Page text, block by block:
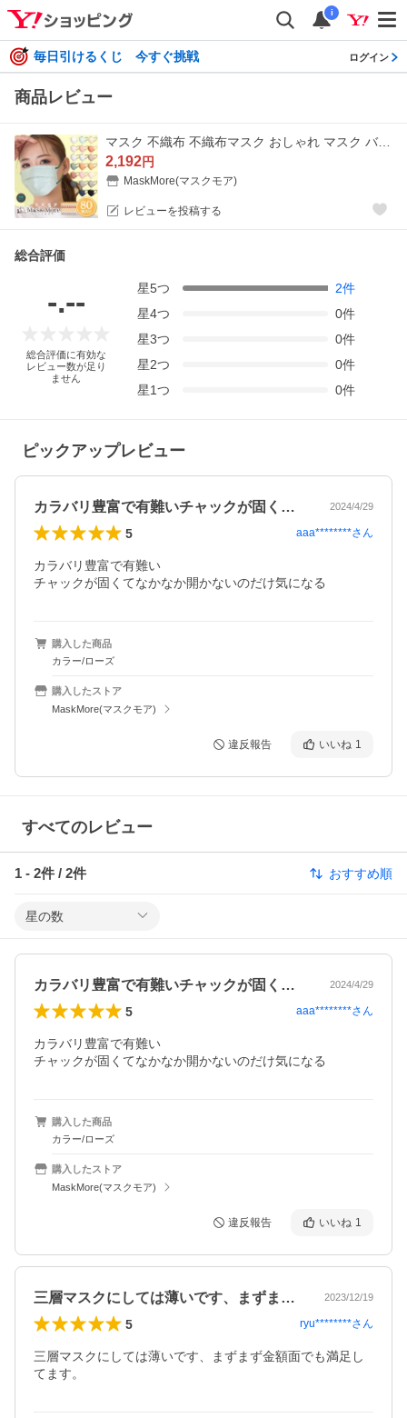
i
毎日引けるくじ 今すぐ挑戦 ログイン
商品レビュー
マスク 不織布 不織布マスク おしゃれ マスク バイカラー マスク カラーマスク 不織布 プリーツマスク 小顔マスク マスクモア 80枚入り
2,192円
MaskMore(マスクモア)
レビューを投稿する
総合評価
-.--
総合評価に有効な
レビュー数が足り
ません
星5つ 2件
星4つ 0件
星3つ 0件
星2つ 0件
星1つ 0件
ピックアップレビュー
カラバリ豊富で有難いチャックが固くてな… 2024/4/29
5 aaa********さん
カラバリ豊富で有難い
チャックが固くてなかなか開かないのだけ気になる
購入した商品
カラー/ローズ
購入したストア
MaskMore(マスクモア)
違反報告 いいね 1
すべてのレビュー
1 - 2件 / 2件 おすすめ順
星の数
カラバリ豊富で有難いチャックが固くてな… 2024/4/29
5 aaa********さん
カラバリ豊富で有難い
チャックが固くてなかなか開かないのだけ気になる
購入した商品
カラー/ローズ
購入したストア
MaskMore(マスクモア)
違反報告 いいね 1
三層マスクにしては薄いです、まずまず金… 2023/12/19
5 ryu********さん
三層マスクにしては薄いです、まずまず金額面でも満足し
てます。